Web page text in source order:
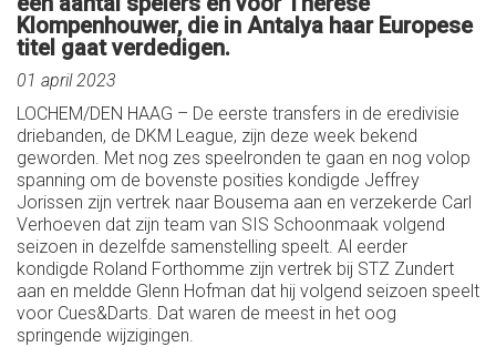
Klompenhouwer, die in Antalya haar Europese
titel gaat verdedigen.
01 april 2023
LOCHEM/DEN HAAG – De eerste transfers in de eredivisie
driebanden, de DKM League, zijn deze week bekend
geworden. Met nog zes speelronden te gaan en nog volop
spanning om de bovenste posities kondigde Jeffrey
Jorissen zijn vertrek naar Bousema aan en verzekerde Carl
Verhoeven dat zijn team van SIS Schoonmaak volgend
seizoen in dezelfde samenstelling speelt. Al eerder
kondigde Roland Forthomme zijn vertrek bij STZ Zundert
aan en meldde Glenn Hofman dat hij volgend seizoen speelt
voor Cues&Darts. Dat waren de meest in het oog
springende wijzigingen.